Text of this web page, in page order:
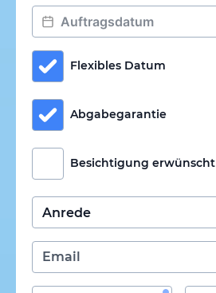
Flexibles Datum
Abgabegarantie
Besichtigung erwünscht